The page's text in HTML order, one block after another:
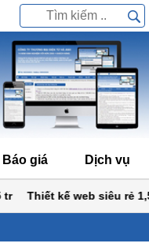
Báo giá Dịch vụ
Thiết kế web siêu rẻ 1,5